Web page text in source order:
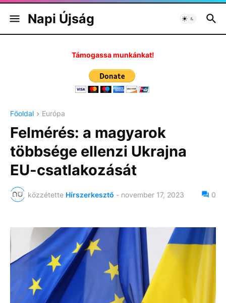
Napi Újság
Támogassa munkánkat!
Főoldal Európa
Felmérés: a magyarok
többsége ellenzi Ukrajna
EU-csatlakozását
közzétette Hírszerkesztő - november 17, 2023 0